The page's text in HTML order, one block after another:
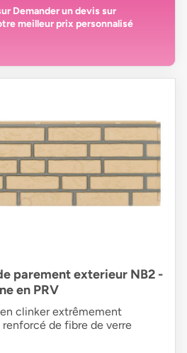
Demander un devissur
meilleur prix personnalisé
parement exterieur NB2 -
en PRV
clinker extrêmement
de fibre de verre